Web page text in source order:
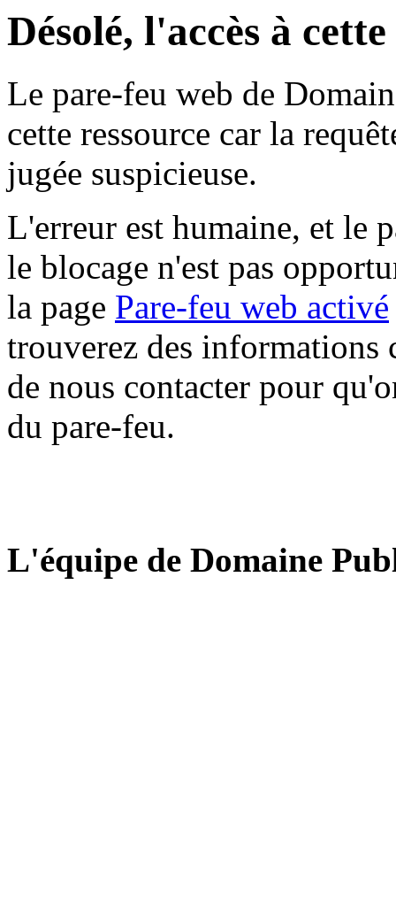
Désolé, l'accès à
Le pare-feu web de
cette ressource car la
jugée suspicieuse.
L'erreur est humaine, et le
le blocage n'est pas
la page Pare-feu web activé
trouverez des informations
de nous contacter pour
du pare-feu.
L'équipe de Domaine